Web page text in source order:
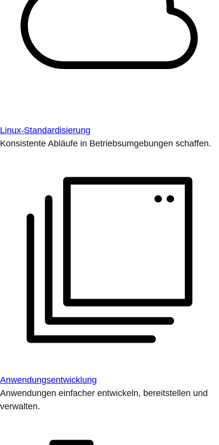
Linux-Standardisierung
Konsistente Abläufe in Betriebsumgebungen schaffen.
Anwendungsentwicklung
Anwendungen einfacher entwickeln, bereitstellen und
verwalten.